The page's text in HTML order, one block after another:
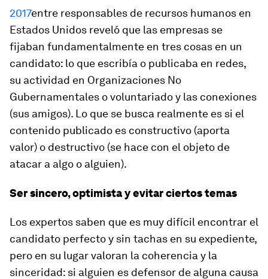
2017entre responsables de recursos humanos en
Estados Unidos reveló que las empresas se
fijaban fundamentalmente en tres cosas en un
candidato: lo que escribía o publicaba en redes,
su actividad en Organizaciones No
Gubernamentales o voluntariado y las conexiones
(sus amigos). Lo que se busca realmente es si el
contenido publicado es constructivo (aporta
valor) o destructivo (se hace con el objeto de
atacar a algo o alguien).
Ser sincero, optimista y evitar ciertos temas
Los expertos saben que es muy difícil encontrar el
candidato perfecto y sin tachas en su expediente,
pero en su lugar valoran la coherencia y la
sinceridad: si alguien es defensor de alguna causa